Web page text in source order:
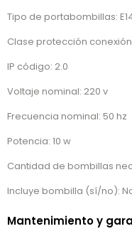
Tipo de portabombillas:
Clase protección conexión
IP código: 2.0
Voltaje nominal: 220 v
Frecuencia nominal: 50 hz
Potencia: 10 w
Cantidad de bombillas
Incluye bombilla (sí/no):
Mantenimiento y